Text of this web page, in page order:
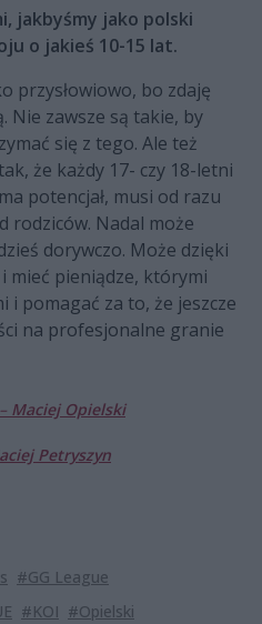
jakbyśmy jako polski
o jakieś 10-15 lat.
przysłowiowo, bo zdaję
Nie zawsze są takie, by
się z tego. Ale też
że każdy 17- czy 18-letni
potencjał, musi od razu
rodziców. Nadal może
dorywczo. Może dzięki
mieć pieniądze, którymi
i pomagać za to, że jeszcze
na profesjonalne granie
Maciej Opielski
Petryszyn
#GG League
#KOI #Opielski